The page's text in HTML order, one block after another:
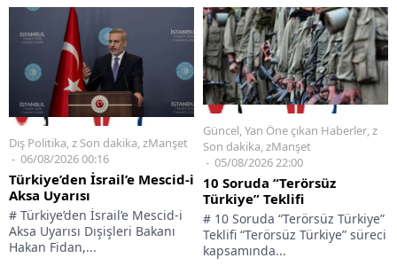
Dış Politika,z Son dakika,zManşet
06/08/2026 00:16
Türkiye’den İsrail’e Mescid-i
Aksa Uyarısı
# Türkiye’den İsrail’e Mescid-i
Aksa Uyarısı Dışişleri Bakanı
Hakan Fidan,...
Güncel,Yan Öne çıkan Haberler,z
Son dakika,zManşet
05/08/2026 22:00
10 Soruda “Terörsüz
Türkiye” Teklifi
# 10 Soruda “Terörsüz Türkiye”
Teklifi “Terörsüz Türkiye” süreci
kapsamında...